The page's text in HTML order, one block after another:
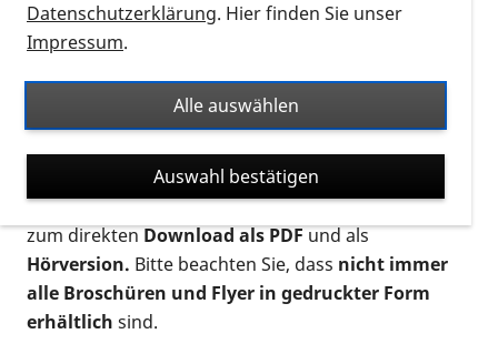
Auf dieser Seite finden Sie sämtliches Infomaterial
Ort. Nutzen Sie den Formatfilter, um ausschließlich
nach Flyern und Broschüren, Audios oder Videos zu
suchen. Die meisten Flyer und Broschüren werden in
verschiedenen Formaten angeboten: zur
postalischen Bestellung als gedruckte Variante
zum direktenDownload als PDFund als
Hörversion. Bitte beachten Sie, dass nicht immer
alle Broschüren und Flyer in gedruckter Form
erhältlich sind.
Datenschutzerklärung. Hier finden Sie unser
Impressum.
Alle auswählen
Auswahl bestätigen